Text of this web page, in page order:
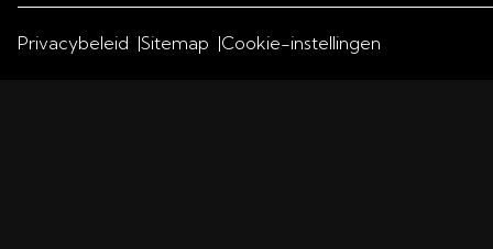
Privacybeleid Sitemap Cookie-instellingen